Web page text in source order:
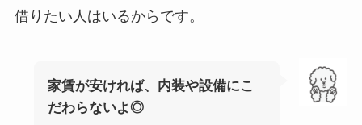
借りたい人はいるからです。
家賃が安ければ、内装や設備にこ
だわらないよ◎